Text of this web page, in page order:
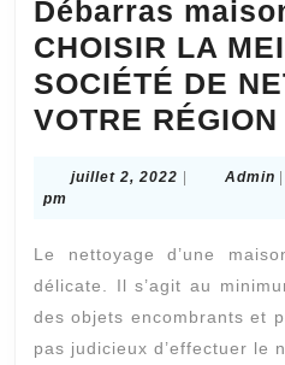
Débarras
CHOISIR LA
SOCIÉTÉ DE
VOTRE RÉGION
juillet 2, 2022 juillet
| Admin |
pm
Le nettoyage d’une
délicate. Il s’agit au
des objets encombrants et
pas judicieux d’effectuer le